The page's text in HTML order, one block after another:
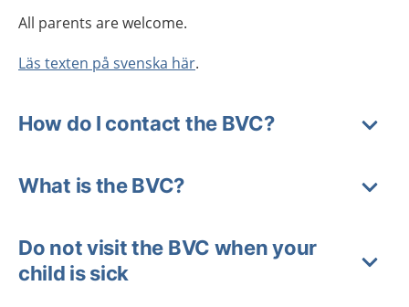
All parents are welcome.
Läs texten på svenska här.
How do I contact the BVC?
What is the BVC?
Do not visit the BVC when your
child is sick